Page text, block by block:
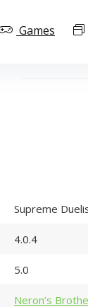
Games
Supreme
4.0.4
5.0
Neron’s